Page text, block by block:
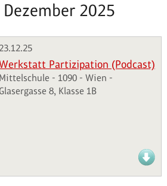
2025
23.12.25
Partizipation (Podcast)
Mittelschule - 1090 - Wien -
8, Klasse 1B